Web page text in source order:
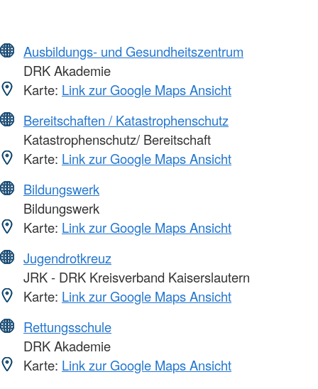
Ausbildungs- und Gesundheitszentrum
DRK Akademie
Karte: Link zur Google Maps Ansicht
Bereitschaften / Katastrophenschutz
Katastrophenschutz/ Bereitschaft
Karte: Link zur Google Maps Ansicht
Bildungswerk
Bildungswerk
Karte: Link zur Google Maps Ansicht
Jugendrotkreuz
JRK - DRK Kreisverband Kaiserslautern
Karte: Link zur Google Maps Ansicht
Rettungsschule
DRK Akademie
Karte: Link zur Google Maps Ansicht